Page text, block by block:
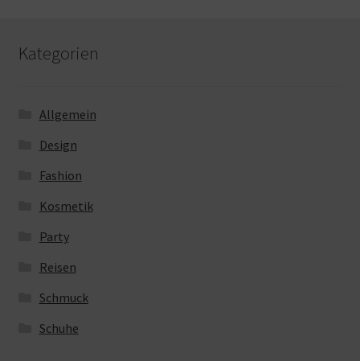
Kategorien
Allgemein
Design
Fashion
Kosmetik
Party
Reisen
Schmuck
Schuhe